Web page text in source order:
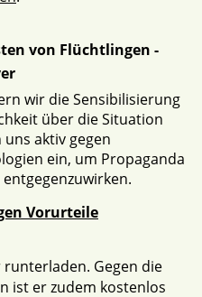
von Flüchtlingen -
wir die Sensibilisierung
über die Situation
aktiv gegen
ein, um Propaganda
Vorurteile
runterladen. Gegen die
ist er zudem kostenlos